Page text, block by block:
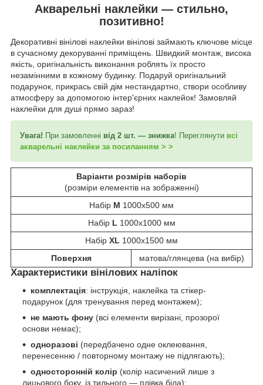
Акварельні наклейки — стильно,
позитивно!
Декоративні вінілові наклейки вінілові займають ключове місце
в сучасному декоруванні приміщень. Швидкий монтаж, висока
якість, оригінальність виконання роблять їх просто
незамінними в кожному будинку. Подаруй оригінальний
подарунок, прикрась свій дім нестандартно, створи особливу
атмосферу за допомогою інтер'єрних наклейок! Замовляй
наклейки для душі прямо зараз!
Увага! При замовленні від 2 шт. — знижка! Переглянути всі
акварельні наклейки за посиланням > >
Варіанти розмірів наборів
(розміри елементів на зображенні)
Набір М 1000х500 мм
Набір L1000х1000 мм
Набір XL 1000x1500 мм
Поверхня
матова/глянцева (на вибір)
Характеристики вінілових наліпок
комплектація: інструкція, наклейка та стікер-
подарунок (для тренування перед монтажем);
не мають фону (всі елементи вирізані, прозорої
основи немає);
одноразові (передбачено одне оклеювання,
перенесенню / повторному монтажу не підлягають);
односторонній колір (колір насичений лише з
лицьового боку, із тильного — плівка біла);